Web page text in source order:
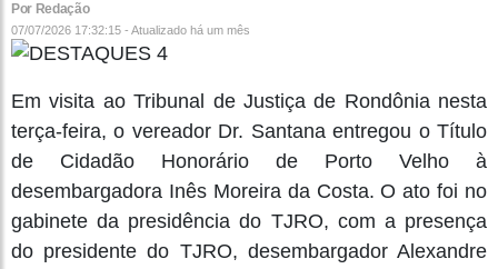
Por Redação
07/07/2026 17:32:15 - Atualizado há um mês
Em visita ao Tribunal de Justiça de Rondônia nesta
terça-feira, o vereador Dr. Santana entregou o Título
de Cidadão Honorário de Porto Velho à
desembargadora Inês Moreira da Costa. O ato foi no
gabinete da presidência do TJRO, com a presença
do presidente do TJRO, desembargador Alexandre